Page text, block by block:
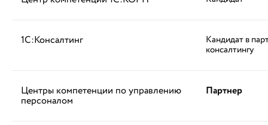
1С:Консалтинг Кандидат в
консалтингу
Центры компетенции по управлению
персоналом
Партнер